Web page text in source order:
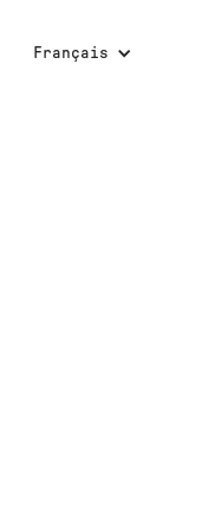
Français